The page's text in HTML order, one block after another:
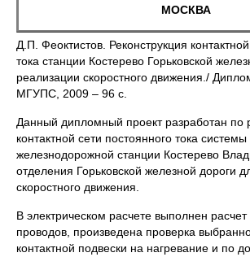
МОСКВА
Д.П. Феоктистов. Реконструкция
тока станции Костерево Горьковской
реализации скоростного движения./
МГУПС, 2009 – 96 с.
Данный дипломный проект разработан по
контактной сети постоянного тока
железнодорожной станции Костерево
отделения Горьковской железной дороги
скоростного движения.
В электрическом расчете выполнен расчет
проводов, произведена проверка
контактной подвески на нагревание и по